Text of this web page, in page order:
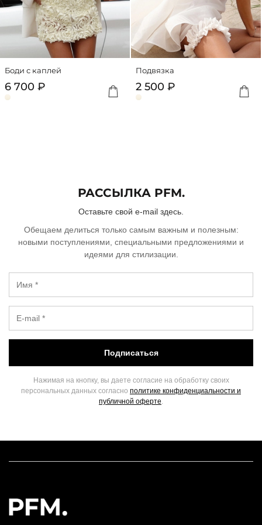
000 ₽
Подробную
информацию
работе
можно
посмотреть
Боди с каплей
6 700 ₽ Добавить
Подвязка
2 500 ₽
РАССЫЛКА PFM.
Оставьте свой e-mail здесь.
Обещаем делиться только самым важным и полезным:
новыми поступлениями, специальными предложениями и
идеями для стилизации.
Подписаться
Нажимая на кнопку, вы даете согласие на обработку своих
персональных данных согласно политике конфиденциальности и
публичной оферте